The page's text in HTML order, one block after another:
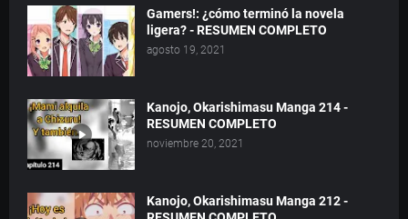
Gamers!: ¿cómo terminó la novela
ligera? - RESUMEN COMPLETO
agosto 19, 2021
Kanojo, Okarishimasu Manga 214 -
RESUMEN COMPLETO
noviembre 20, 2021
Kanojo, Okarishimasu Manga 212 -